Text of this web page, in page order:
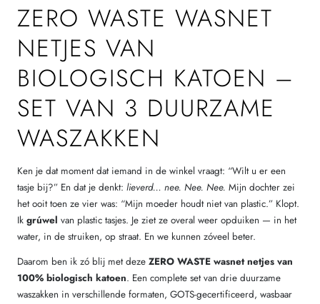
ZERO WASTE WASNET
NETJES VAN
BIOLOGISCH KATOEN –
SET VAN 3 DUURZAME
WASZAKKEN
Ken je dat moment dat iemand in de winkel vraagt: “Wilt u er een
tasje bij?” En dat je denkt: lieverd… nee. Nee. Nee. Mijn dochter zei
het ooit toen ze vier was: “Mijn moeder houdt niet van plastic.” Klopt.
Ik grúwel van plastic tasjes. Je ziet ze overal weer opduiken — in het
water, in de struiken, op straat. En we kunnen zóveel beter.
Daarom ben ik zó blij met deze ZERO WASTE wasnet netjes van
100% biologisch katoen. Een complete set van drie duurzame
waszakken in verschillende formaten, GOTS-gecertificeerd, wasbaar